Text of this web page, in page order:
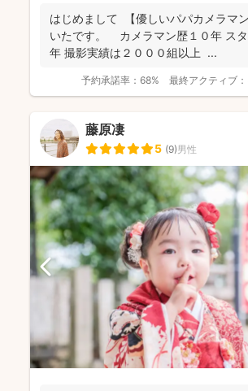
はじめまして 【優しいパパカメラマ
いたです。 カメラマン歴１０年 スタ
年 撮影実績は２０００組以上 ...
予約承諾率： 68% 最終アクティブ：
藤原凄
5 (9)男性